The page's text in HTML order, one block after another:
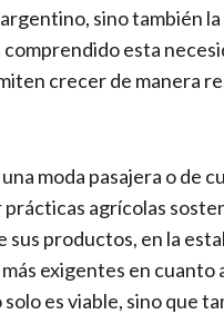
sino también
comprendido esta
crecer de manera
moda pasajera o de
prácticas agrícolas
productos, en la
exigentes en
es viable, sino que